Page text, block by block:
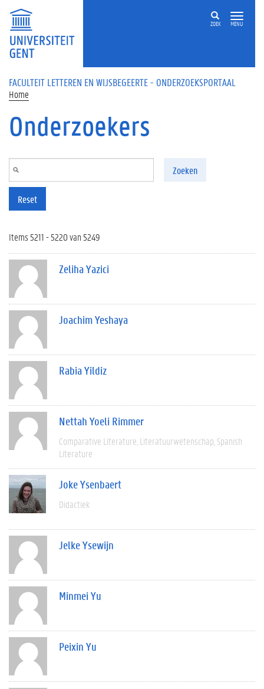
Overslaan en naar de inhoud gaan
ZOEK MENU
FACULTEIT LETTEREN EN WIJSBEGEERTE - ONDERZOEKSPORTAAL
Home
Onderzoekers
Zoeken
Reset
Items 5211 - 5220 van 5249
Zeliha Yazici
Joachim Yeshaya
Rabia Yildiz
Nettah Yoeli Rimmer
Comparative Literature Literatuurwetenschap Spanish
Literature
Joke Ysenbaert
Didactiek
Jelke Ysewijn
Minmei Yu
Peixin Yu